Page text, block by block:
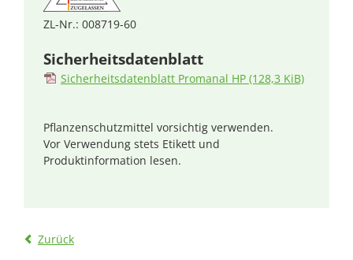
ZL-Nr.: 008719-60
Sicherheitsdatenblatt
Sicherheitsdatenblatt Promanal HP (128,3 KiB)
Pflanzenschutzmittel vorsichtig verwenden.
Vor Verwendung stets Etikett und
Produktinformation lesen.
Zurück